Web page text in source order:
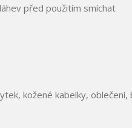
před použitím smíchat
kožené kabelky, oblečení,